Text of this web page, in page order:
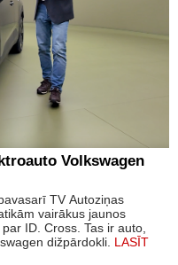
Volkswagen
TV Autoziņas
vairākus jaunos
ID. Cross. Tas ir auto,
dižpārdokli. LASĪT